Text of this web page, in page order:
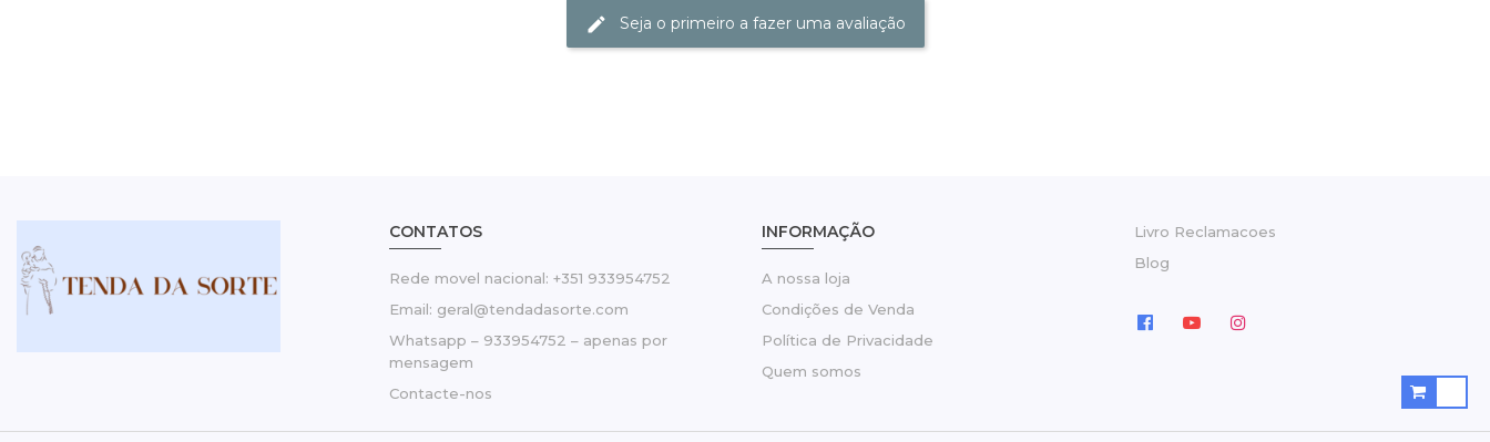
Seja o primeiro a fazer uma avaliação
CONTATOS
Rede movel nacional: +351 933954752
Email: geral@tendadasorte.com
Whatsapp – 933954752 – apenas por
mensagem
Contacte-nos
INFORMAÇÃO
A nossa loja
Condições de Venda
Política de Privacidade
Quem somos
Livro Reclamacoes
Blog